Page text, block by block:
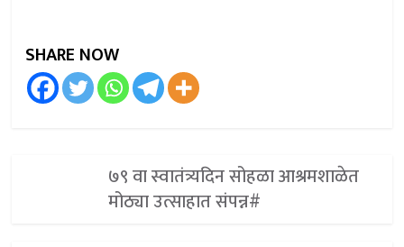
SHARE NOW
७९ वा स्वातंत्र्यदिन सोहळा आश्रमशाळेत
मोठ्या उत्साहात संपन्न#